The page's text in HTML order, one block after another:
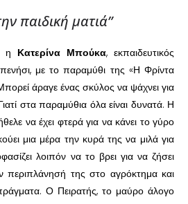
παιδική ματιά”
η Κατερίνα Μπούκα, εκπαιδευτικός
με το παραμύθι της «Η Φρίντα
άραγε ένας σκύλος να ψάχνει για
στα παραμύθια όλα είναι δυνατά. Η
να έχει φτερά για να κάνει το γύρο
μια μέρα την κυρά της να μιλά για
λοιπόν να το βρει για να ζήσει
περιπλάνησή της στο αγρόκτημα και
Ο Πειρατής, το μαύρο άλογο